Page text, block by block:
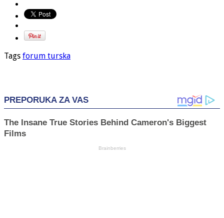
Tags forum turska